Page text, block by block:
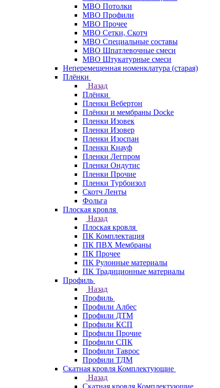
МВО Потолки
МВО Профили
МВО Прочее
МВО Сетки, Скотч
МВО Специальные составы
МВО Шпатлевочные смеси
МВО Штукатурные смеси
Неперемещенная номенклатура (старая)
Плёнки
Назад
Плёнки
Пленки Вебертон
Плёнки и мембраны Docke
Пленки Изовек
Пленки Изовер
Пленки Изоспан
Пленки Кнауф
Пленки Легпром
Пленки Ондутис
Пленки Прочие
Пленки Турбоизол
Скотч Ленты
Фольга
Плоская кровля
Назад
Плоская кровля
ПК Комплектация
ПК ПВХ Мембраны
ПК Прочее
ПК Рулонные материалы
ПК Традиционные материалы
Профиль
Назад
Профиль
Профили Албес
Профили ДТМ
Профили КСП
Профили Прочие
Профили СПК
Профили Таврос
Профили ТДМ
Скатная кровля Комплектующие
Назад
Скатная кровля Комплектующие